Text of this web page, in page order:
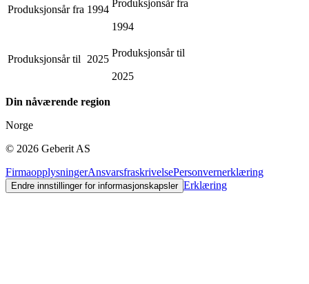
Produksjonsår fra 1994
Produksjonsår fra
1994
Produksjonsår til 2025
Produksjonsår til
2025
Din nåværende region
Norge
© 2026 Geberit AS
FirmaopplysningerAnsvarsfraskrivelsePersonvernerklæring
Endre innstillinger for informasjonskapsler Erklæring